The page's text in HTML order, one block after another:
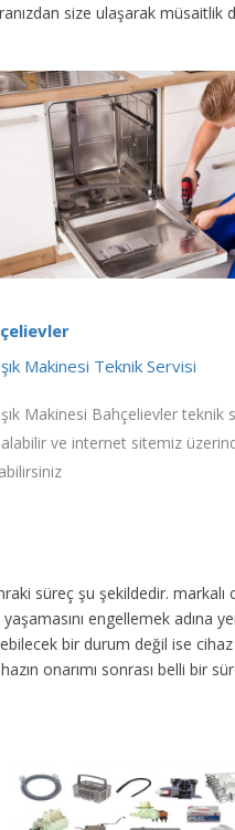
size ulaşarak
Makinesi Teknik Servisi
Makinesi Bahçelievler teknik
ve internet sitemiz
süreç şu şekildedir. markalı
engellemek
bir durum değil ise
onarımı sonrası belli